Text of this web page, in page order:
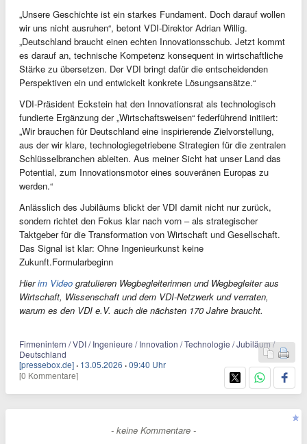
„Unsere Geschichte ist ein starkes Fundament. Doch darauf wollen
wir uns nicht ausruhen“, betont VDI-Direktor Adrian Willig.
„Deutschland braucht einen echten Innovationsschub. Jetzt kommt
es darauf an, technische Kompetenz konsequent in wirtschaftliche
Stärke zu übersetzen. Der VDI bringt dafür die entscheidenden
Perspektiven ein und entwickelt konkrete Lösungsansätze.“
VDI-Präsident Eckstein hat den Innovationsrat als technologisch
fundierte Ergänzung der „Wirtschaftsweisen“ federführend initiiert:
„Wir brauchen für Deutschland eine inspirierende Zielvorstellung,
aus der wir klare, technologiegetriebene Strategien für die zentralen
Schlüsselbranchen ableiten. Aus meiner Sicht hat unser Land das
Potential, zum Innovationsmotor eines souveränen Europas zu
werden.“
Anlässlich des Jubiläums blickt der VDI damit nicht nur zurück,
sondern richtet den Fokus klar nach vorn – als strategischer
Taktgeber für die Transformation von Wirtschaft und Gesellschaft.
Das Signal ist klar: Ohne Ingenieurkunst keine
Zukunft.Formularbeginn
Hierim Video gratulieren Wegbegleiterinnen und Wegbegleiter aus
Wirtschaft, Wissenschaft und dem VDI-Netzwerk und verraten,
warum es den VDI e.V. auch die nächsten 170 Jahre braucht.
Firmenintern / VDI / Ingenieure / Innovation / Technologie / Jubiläum /
Deutschland
[pressebox.de] · 13.05.2026 ·09:40 Uhr
[0 Kommentare]
- keine Kommentare -